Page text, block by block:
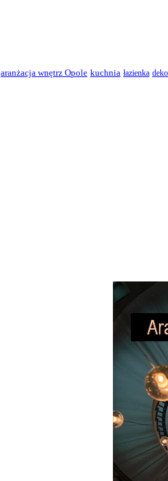
aranżacja wnętrz Opole kuchnia łazienka